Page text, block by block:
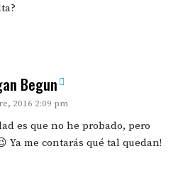
Begun
2016 2:09 pm
es que no he probado, pero
Ya me contarás qué tal quedan!